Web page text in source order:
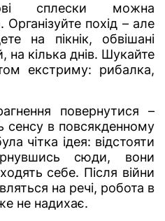
сплески можна
похід – але
на пікнік, обвішані
на кілька днів. Шукайте
екстриму: рибалка,
повернутися –
сенсу в повсякденному
чітка ідея: відстояти
сюди, вони
себе. Після війни
на речі, робота в
не надихає.